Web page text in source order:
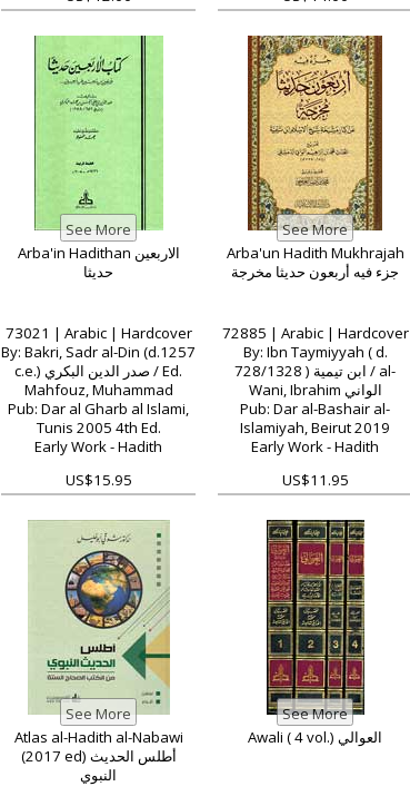
Arba'in Hadithan الاربعين
حديثا
73021 | Arabic | Hardcover
By: Bakri, Sadr al-Din (d.1257
c.e.) صدر الدين البكري / Ed.
Mahfouz, Muhammad
Pub: Dar al Gharb al Islami,
Tunis 2005 4th Ed.
Early Work - Hadith
US$15.95
Arba'un Hadith Mukhrajah
جزء فيه أربعون حديثا مخرجة
72885 | Arabic | Hardcover
By: Ibn Taymiyyah ( d.
728/1328 ) ابن تيمية / al-
Wani, Ibrahim الواني
Pub: Dar al-Bashair al-
Islamiyah, Beirut 2019
Early Work - Hadith
US$11.95
Atlas al-Hadith al-Nabawi
(2017 ed) أطلس الحديث
النبوي
Awali ( 4 vol.) العوالي